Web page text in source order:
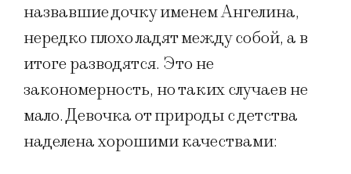
назвавшие дочку именем Ангелина,
нередко плохо ладят между собой, а в
итоге разводятся. Это не
закономерность, но таких случаев не
мало. Девочка от природы с детства
наделена хорошими качествами: